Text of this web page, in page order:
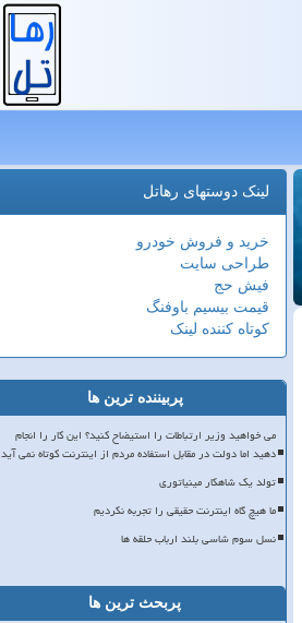
لینک دوستهای رهاتل
خرید و فروش خودرو
طراحی سایت
فیش حج
قیمت بیسیم باوفنگ
کوتاه کننده لینک
پربیننده ترین ها
می خواهید وزیر ارتباطات را استیضاح کنید؟ این کار را انجام
دهید اما دولت در مقابل استفاده مردم از اینترنت کوتاه نمی آید
تولد یک شاهکار مینیاتوری
ما هیچ گاه اینترنت حقیقی را تجربه نکردیم
نسل سوم شاسی بلند ارباب حلقه ها
پربحث ترین ها